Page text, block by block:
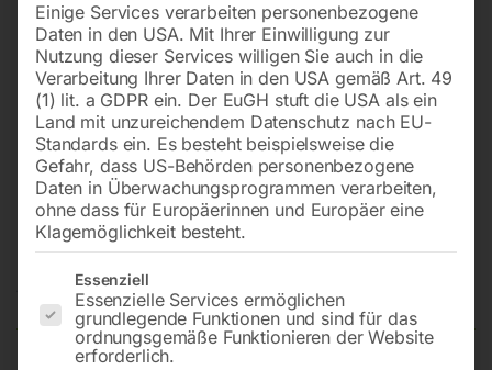
Absaugarm in
Schlauchausführung
Verfügbarkeit:Nicht vorrätig
Einige Services verarbeiten personenbezogene
Daten in den USA. Mit Ihrer Einwilligung zur
Nutzung dieser Services willigen Sie auch in die
Verarbeitung Ihrer Daten in den USA gemäß Art. 49
(1) lit. a GDPR ein. Der EuGH stuft die USA als ein
Land mit unzureichendem Datenschutz nach EU-
Standards ein. Es besteht beispielsweise die
Gefahr, dass US-Behörden personenbezogene
Daten in Überwachungsprogrammen verarbeiten,
ohne dass für Europäerinnen und Europäer eine
Klagemöglichkeit besteht.
Es folgt eine Liste der Service-Gruppen, für die eine
Essenziell
Essenzielle Services ermöglichen
grundlegende Funktionen und sind für das
ordnungsgemäße Funktionieren der Website
erforderlich.